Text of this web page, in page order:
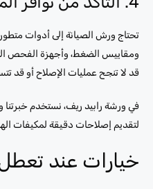
تحتاج ورش الصيانة إلى أدوات
ومقاييس الضغط، وأجهزة الفحص
قد لا تنجح عمليات الإصلاح أو قد
في ورشة رابيد ريف، نستخدم خبرتنا
لتقديم إصلاحات دقيقة لمكيفات
خيارات عند